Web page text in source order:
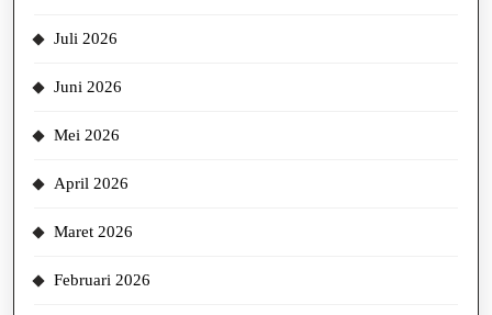
Juli 2026
Juni 2026
Mei 2026
April 2026
Maret 2026
Februari 2026